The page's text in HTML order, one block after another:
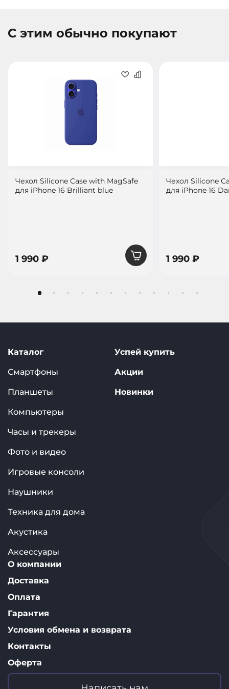
Apple всегда ставит безопасность на первое
место. Используя iPhone 16, вы можете быть
механизмам шифрования. Ваша личная
информация будет в полной безопасности.
С этим обычно покупают
Чехол Silicone Case with MagSafe
для iPhone 16 Brilliant blue
1 990 ₽
Чехол Silicone
для iPhone 16
1 990 ₽
Каталог
Смартфоны
Планшеты
Компьютеры
Часы и трекеры
Фото и видео
Игровые консоли
Наушники
Техника для дома
Акустика
Аксессуары
Успей купить
Акции
Новинки
О компании
Доставка
Оплата
Гарантия
Условия обмена и возврата
Контакты
Оферта